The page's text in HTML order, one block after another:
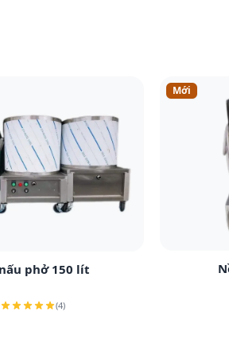
Xem chi tiết
phở 150 lít
(4)
Mới